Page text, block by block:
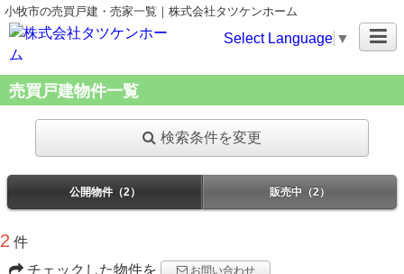
小牧市の売買戸建・売家一覧｜株式会社タツケンホーム
Select Language ▼
売買戸建物件一覧
検索条件を変更
公開物件（2） 販売中（2）
2 件
チェックした物件を
お問い合わせ